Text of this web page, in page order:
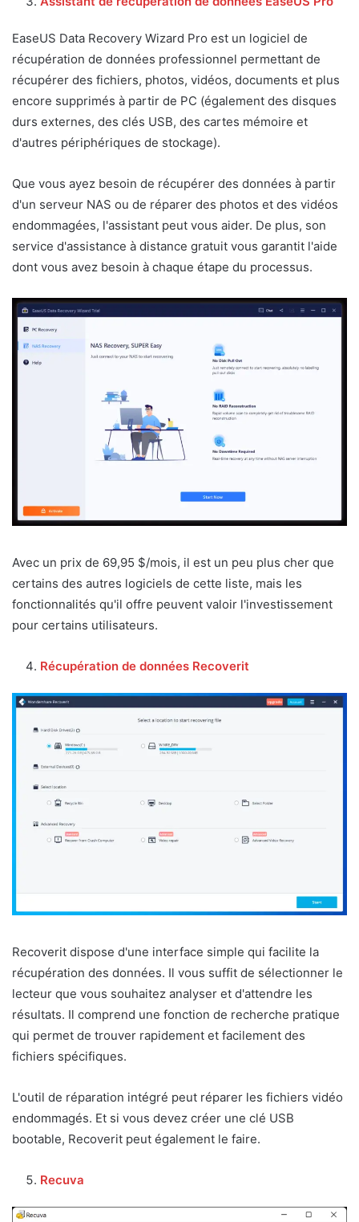
EaseUS Data Recovery Wizard Pro est un logiciel de
récupération de données professionnel permettant de
récupérer des fichiers, photos, vidéos, documents et plus
encore supprimés à partir de PC (également des disques
durs externes, des clés USB, des cartes mémoire et
d'autres périphériques de stockage).
Que vous ayez besoin de récupérer des données à partir
d'un serveur NAS ou de réparer des photos et des vidéos
endommagées, l'assistant peut vous aider. De plus, son
service d'assistance à distance gratuit vous garantit l'aide
dont vous avez besoin à chaque étape du processus.
Avec un prix de 69,95 $/mois, il est un peu plus cher que
certains des autres logiciels de cette liste, mais les
fonctionnalités qu'il offre peuvent valoir l'investissement
pour certains utilisateurs.
Récupération de données Recoverit
Recoverit dispose d'une interface simple qui facilite la
récupération des données. Il vous suffit de sélectionner le
lecteur que vous souhaitez analyser et d'attendre les
résultats. Il comprend une fonction de recherche pratique
qui permet de trouver rapidement et facilement des
fichiers spécifiques.
L'outil de réparation intégré peut réparer les fichiers vidéo
endommagés. Et si vous devez créer une clé USB
bootable, Recoverit peut également le faire.
Recuva